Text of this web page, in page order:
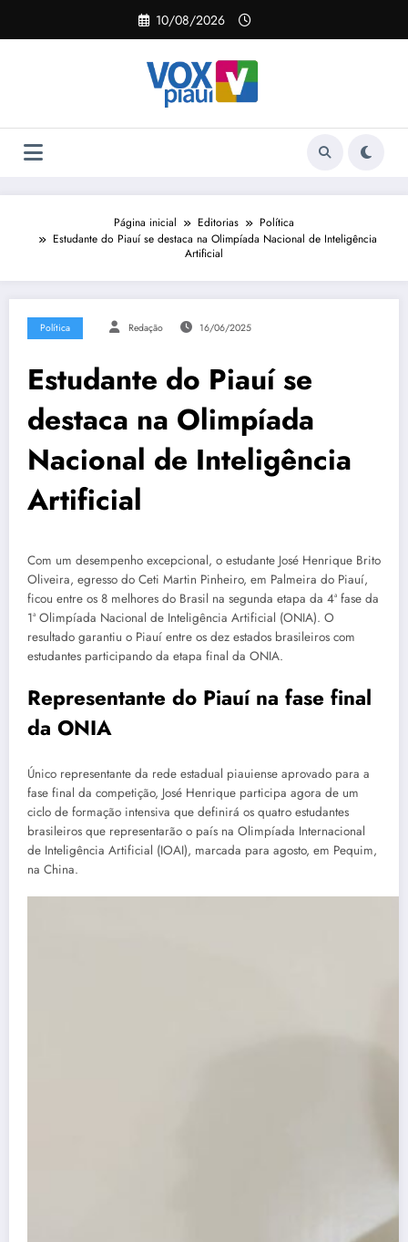
o
10/08/2026
Página inicial Editorias
Política
Estudante do Piauí se destaca na Olimpíada Nacional de Inteligência
Artificial
Política Redação 16/06/2025
Estudante do Piauí se
destaca na Olimpíada
Nacional de Inteligência
Artificial
Com um desempenho excepcional, o estudante José Henrique Brito
Oliveira, egresso do Ceti Martin Pinheiro, em Palmeira do Piauí,
ficou entre os 8 melhores do Brasil na segunda etapa da 4ª fase da
1ª Olimpíada Nacional de Inteligência Artificial (ONIA). O
resultado garantiu o Piauí entre os dez estados brasileiros com
estudantes participando da etapa final da ONIA.
Representante do Piauí na fase final
da ONIA
Único representante da rede estadual piauiense aprovado para a
fase final da competição, José Henrique participa agora de um
ciclo de formação intensiva que definirá os quatro estudantes
brasileiros que representarão o país na Olimpíada Internacional
de Inteligência Artificial (IOAI), marcada para agosto, em Pequim,
na China.